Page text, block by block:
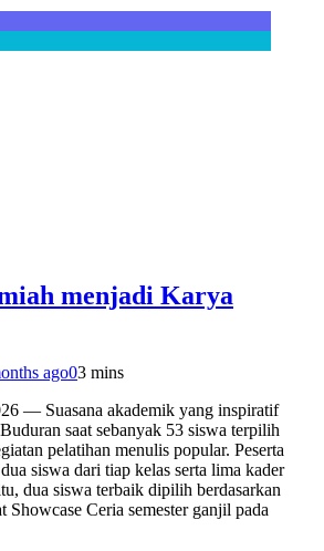
menjadi Karya
ago03 mins
— Suasana akademik yang inspiratif
saat sebanyak 53 siswa terpilih
pelatihan menulis popular. Peserta
siswa dari tiap kelas serta lima kader
dua siswa terbaik dipilih berdasarkan
Showcase Ceria semester ganjil pada